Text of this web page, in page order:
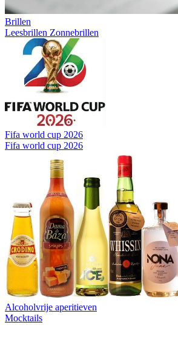
Brillen
Leesbrillen Zonnebrillen
Fifa world cup 2026
Fifa world cup 2026
Alcoholvrije aperitieven
Mocktails